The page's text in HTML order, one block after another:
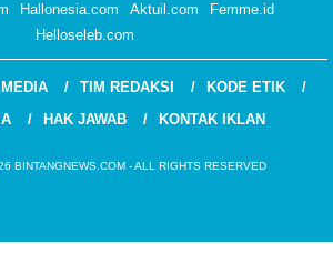
Hallonesia.com Aktuil.com
Femme.id
Helloseleb.com
TIM REDAKSI
KODE ETIK
HAK JAWAB KONTAK IKLAN
BINTANGNEWS.COM - ALL RIGHTS RESERVED